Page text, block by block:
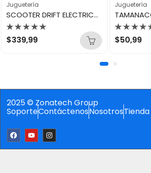
Juguetería
SCOOTER DRIFT ELECTRICO 360º
Valorado
con
$339,99
Juguetería
Valorado
con
$50,99
2025 © Zonatech Group
SoporteContáctenosNosotrosTienda